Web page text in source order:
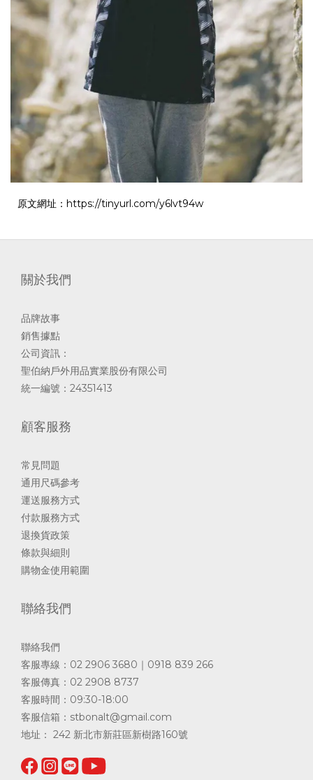
原文網址：https://tinyurl.com/y6lvt94w
關於我們
品牌故事
銷售據點
公司資訊：
聖伯納戶外用品實業股份有限公司
統一編號：24351413
顧客服務
常見問題
通用尺碼參考
運送服務方式
付款服務方式
退換貨政策
條款與細則
購物金使用範圍
聯絡我們
聯絡我們
客服專線：02 2906 3680｜0918 839 266
客服傳真：02 2908 8737
客服時間：09:30-18:00
客服信箱： stbonalt@gmail.com
地址： 242 新北市新莊區新樹路160號